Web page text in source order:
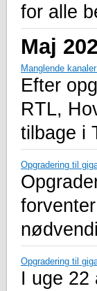
for alle
Maj
Manglende
Efter
RTL,
tilbage i
Opgradering til
Opgradering til
I uge 22